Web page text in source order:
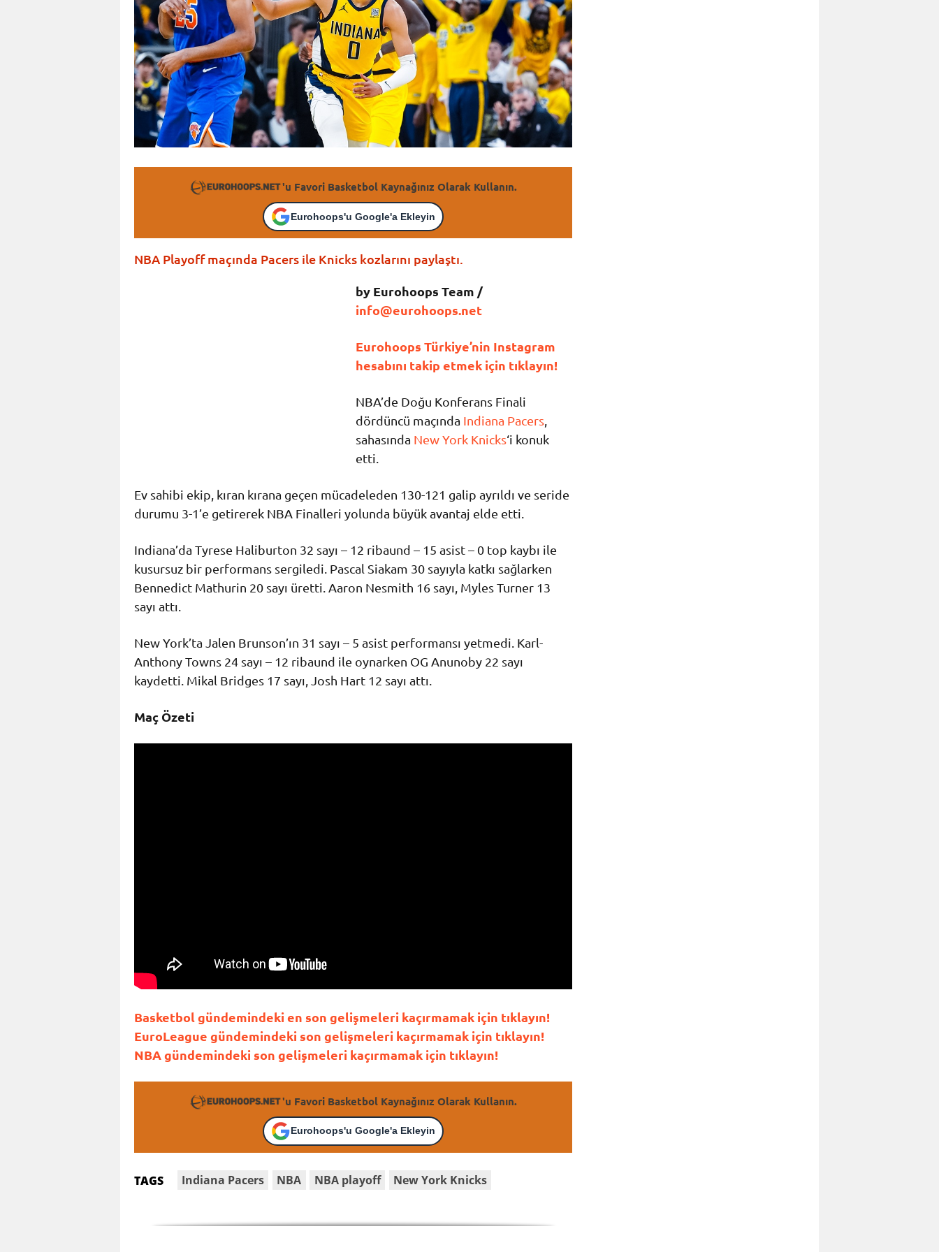
'u Favori Basketbol Kaynağınız Olarak Kullanın.
Eurohoops'u Google'a Ekleyin
NBA Playoff maçında Pacers ile Knicks kozlarını paylaştı.
by Eurohoops Team /
info@eurohoops.net
Eurohoops Türkiye’nin Instagram
hesabını takip etmek için tıklayın!
NBA’de Doğu Konferans Finali
dördüncü maçında Indiana Pacers,
sahasında New York Knicks‘i konuk
etti.
Ev sahibi ekip, kıran kırana geçen mücadeleden 130-121 galip ayrıldı ve seride
durumu 3-1’e getirerek NBA Finalleri yolunda büyük avantaj elde etti.
Indiana’da Tyrese Haliburton 32 sayı – 12 ribaund – 15 asist – 0 top kaybı ile
kusursuz bir performans sergiledi. Pascal Siakam 30 sayıyla katkı sağlarken
Bennedict Mathurin 20 sayı üretti. Aaron Nesmith 16 sayı, Myles Turner 13
sayı attı.
New York’ta Jalen Brunson’ın 31 sayı – 5 asist performansı yetmedi. Karl-
Anthony Towns 24 sayı – 12 ribaund ile oynarken OG Anunoby 22 sayı
kaydetti. Mikal Bridges 17 sayı, Josh Hart 12 sayı attı.
Maç Özeti
Basketbol gündemindeki en son gelişmeleri kaçırmamak için tıklayın!
EuroLeague gündemindeki son gelişmeleri kaçırmamak için tıklayın!
NBA gündemindeki son gelişmeleri kaçırmamak için tıklayın!
'u Favori Basketbol Kaynağınız Olarak Kullanın.
Eurohoops'u Google'a Ekleyin
TAGS Indiana Pacers NBA NBA playoff New York Knicks